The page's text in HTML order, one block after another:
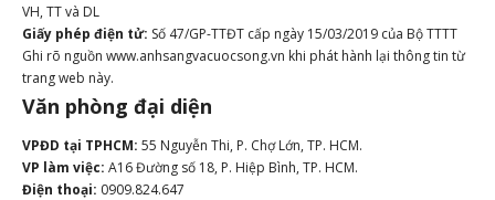
VH, TT và DL
Giấy phép điện tử: Số 47/GP-TTĐT cấp ngày 15/03/2019 của Bộ TTTT
Ghi rõ nguồn www.anhsangvacuocsong.vn khi phát hành lại thông tin từ
trang web này.
Văn phòng đại diện
VPĐD tại TPHCM: 55 Nguyễn Thi, P. Chợ Lớn, TP. HCM.
VP làm việc: A16 Đường số 18, P. Hiệp Bình, TP. HCM.
Điện thoại: 0909.824.647